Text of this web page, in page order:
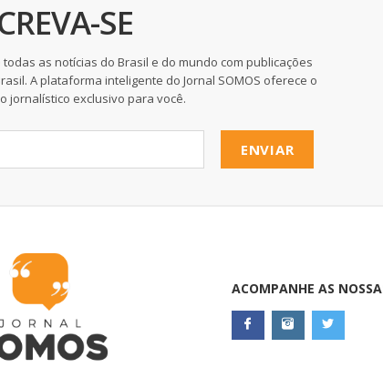
SE
as notícias do Brasil e do mundo com publicações
A plataforma inteligente do Jornal SOMOS oferece o
jornalístico exclusivo para você.
ENVIAR
ACOMPANHE AS